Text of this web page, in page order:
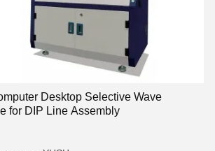
Desktop Selective Wave
for DIP Line Assembly